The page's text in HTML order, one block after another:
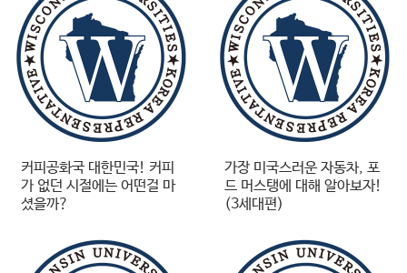
커피공화국 대한민국! 커피
가 없던 시절에는 어떤걸 마
셨을까?
가장 미국스러운 자동차, 포
드 머스탱에 대해 알아보자!
(3세대편)